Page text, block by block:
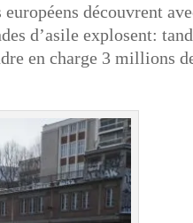
découvrent
d’asile explosent:
en charge 3 millions